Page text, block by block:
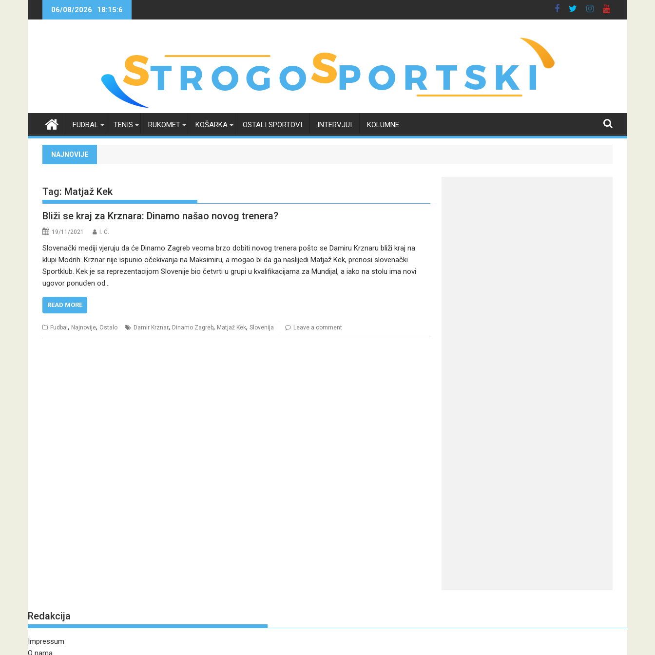
06/08/2026 18:15:6
FUDBAL TENIS RUKOMET KOŠARKA OSTALI SPORTOVI INTERVJUI KOLUMNE
NAJNOVIJE
Tag: Matjaž Kek
Bliži se kraj za Krznara: Dinamo našao novog trenera?
19/11/2021 I. Ć.
Slovenački mediji vjeruju da će Dinamo Zagreb veoma brzo dobiti novog trenera pošto se Damiru Krznaru bliži kraj na
klupi Modrih. Krznar nije ispunio očekivanja na Maksimiru, a mogao bi da ga naslijedi Matjaž Kek, prenosi slovenački
Sportklub. Kek je sa reprezentacijom Slovenije bio četvrti u grupi u kvalifikacijama za Mundijal, a iako na stolu ima novi
ugovor ponuđen od…
READ MORE
Fudbal , Najnovije, Ostalo Damir Krznar, Dinamo Zagreb, Matjaž Kek, Slovenija Leave a comment
Redakcija
Impressum
O nama